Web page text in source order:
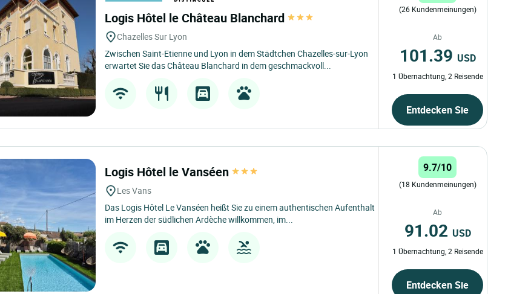
Logis Hôtel le Château Blanchard
Chazelles Sur Lyon
Zwischen Saint-Etienne und Lyon in dem Städtchen Chazelles-sur-Lyon
erwartet Sie das Château Blanchard in dem geschmackvoll...
(26 Kundenmeinungen)
Ab
101.39 USD
1 Übernachtung, 2 Reisende
Entdecken Sie
Logis Hôtel le Vanséen
Les Vans
Das Logis Hôtel Le Vanséen heißt Sie zu einem authentischen Aufenthalt
im Herzen der südlichen Ardèche willkommen, im...
9.7/10
(18 Kundenmeinungen)
Ab
91.02 USD
1 Übernachtung, 2 Reisende
Entdecken Sie